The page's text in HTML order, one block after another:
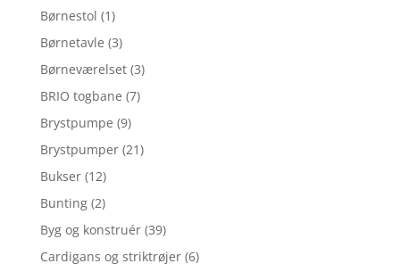
Børnestol (1)
Børnetavle (3)
Børneværelset (3)
BRIO togbane (7)
Brystpumpe (9)
Brystpumper (21)
Bukser (12)
Bunting (2)
Byg og konstruér (39)
Cardigans og striktrøjer (6)